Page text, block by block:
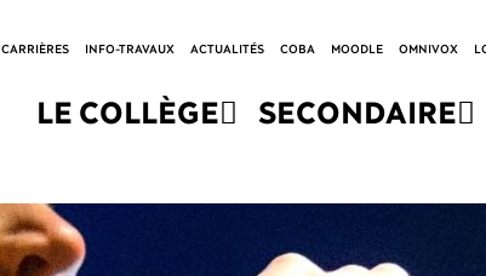
CARRIÈRES INFO-TRAVAUX ACTUALITÉS COBA MOODLE OMNIVOX
LE COLLÈGE SECONDAIRE